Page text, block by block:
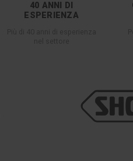
40 ANNI DI
ESPERIENZA